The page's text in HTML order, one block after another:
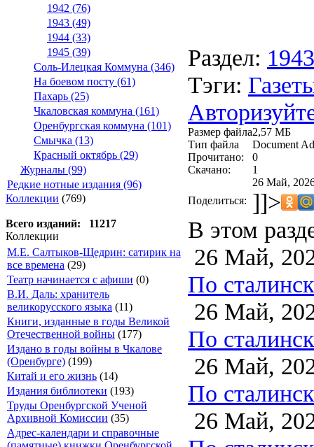
1942 (76)
1943 (49)
1944 (33)
1945 (39)
Соль-Илецкая Коммуна (346)
На боевом посту (61)
Пахарь (25)
Чкаловская коммуна (161)
Оренбургская коммуна (101)
Смычка (13)
Красный октябрь (29)
Журналы (99)
Редкие нотные издания (96)
Коллекции (769)
Всего изданий: 11217
Коллекции
М.Е. Салтыков-Щедрин: сатирик на
все времена (29)
Театр начинается с афиши (0)
В.И. Даль: хранитель
великорусского языка (11)
Книги, изданные в годы Великой
Отечественной войны (177)
Издано в годы войны в Чкалове
(Оренбурге) (199)
Китай и его жизнь (14)
Издания библиотеки (193)
Труды Оренбургской Ученой
Архивной Комиссии (35)
Адрес-календари и справочные
Раздел: 1943
Тэги:
Размер файла2,57 МБ
Тип файла
Document
Прочитано:
0
Скачано:
1
26 Май,
Поделиться: ]]>
В этом
26 Май,
По
26 Май,
По
26 Май,
По
26 Май,